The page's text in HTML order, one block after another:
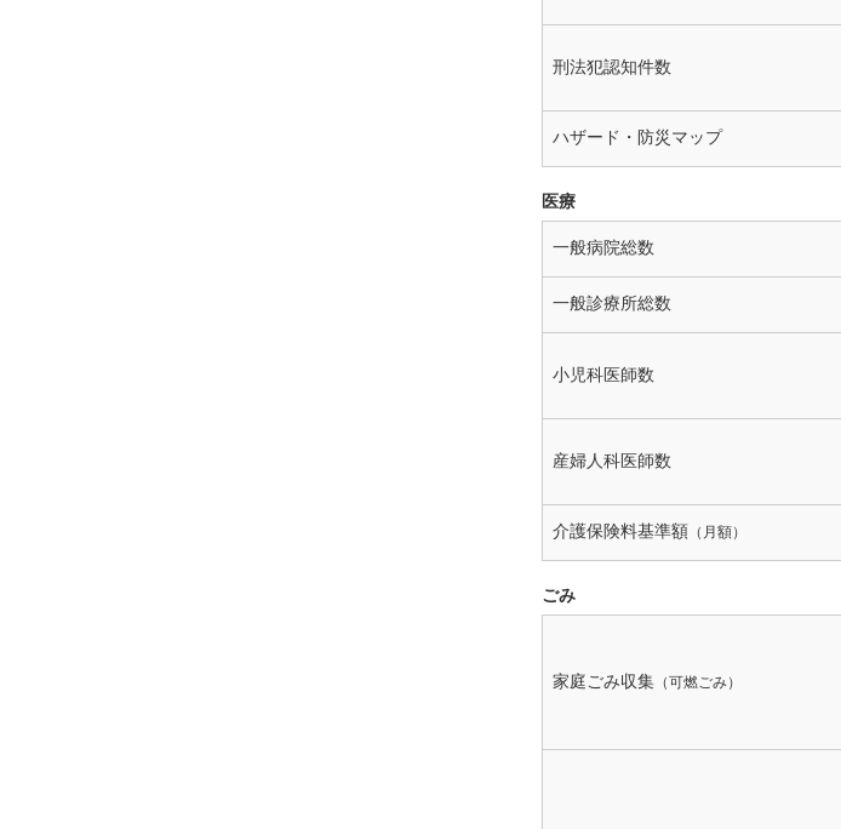
刑法犯認知件数
ハザード・防災マップ
医療
一般病院総数
一般診療所総数
小児科医師数
産婦人科医師数
介護保険料基準額 （月額）
ごみ
家庭ごみ収集 （可燃ごみ）